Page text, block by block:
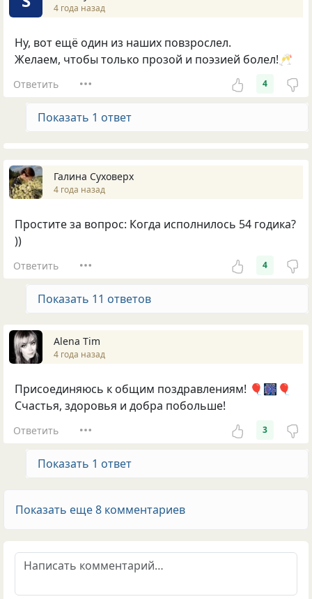
4 года назад
Ну, вот ещё один из наших повзрослел.
Желаем, чтобы только прозой и поэзией болел!🥂
Ответить 4
Показать 1 ответ
Галина Суховерх
4 года назад
Простите за вопрос: Когда исполнилось 54 годика?
))
Ответить 4
Показать 11 ответов
Alena Tim
4 года назад
Присоединяюсь к общим поздравлениям! 🎈🎆🎈
Счастья, здоровья и добра побольше!
Ответить 3
Показать 1 ответ
Показать еще 8 комментариев